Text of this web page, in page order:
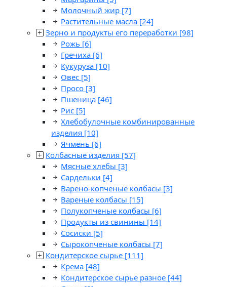
Молочный жир [7]
Растительные масла [24]
Зерно и продукты его переработки [98]
Рожь [6]
Гречиха [6]
Кукуруза [10]
Овес [5]
Просо [3]
Пшеница [46]
Рис [5]
Хлебобулочные комбинированные
изделия [10]
Ячмень [6]
Колбасные изделия [57]
Мясные хлебы [3]
Сардельки [4]
Варено-копченые колбасы [3]
Вареные колбасы [15]
Полукопченые колбасы [6]
Продукты из свинины [14]
Сосиски [5]
Сырокопченые колбасы [7]
Кондитерское сырье [111]
Крема [48]
Кондитерское сырье разное [44]